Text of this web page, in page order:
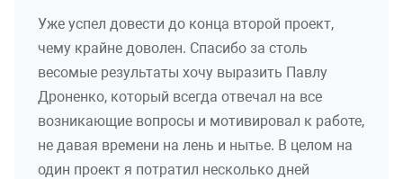
Уже успел довести до конца второй проект,
чему крайне доволен. Спасибо за столь
весомые результаты хочу выразить Павлу
Дроненко, который всегда отвечал на все
возникающие вопросы и мотивировал к работе,
не давая времени на лень и нытье. В целом на
один проект я потратил несколько дней